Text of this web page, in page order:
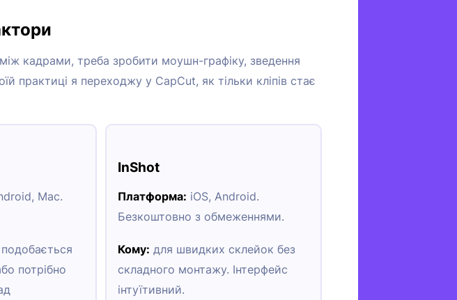
кадрами, треба зробити моушн-графіку, зведення
практиці я переходжу у CapCut, як тільки кліпів стає
Mac.
потрібно
InShot
Платформа: iOS, Android.
Безкоштовно з обмеженнями.
Кому: для швидких склейок без
складного монтажу. Інтерфейс
інтуїтивний.